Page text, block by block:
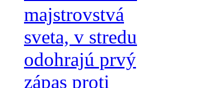
majstrovstvá
sveta, v stredu
odohrajú prvý
zápas proti